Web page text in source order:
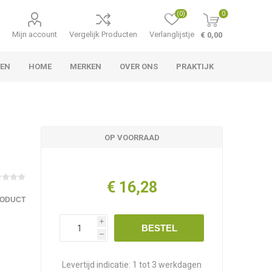
Mijn account Vergelijk Producten Verlanglijstje
(0) 0
€ 0,00
HOME MERKEN OVER ONS PRAKTIJK
OP VOORRAAD
€ 16,28
i
h
BESTEL
Levertijd indicatie: 1 tot 3 werkdagen